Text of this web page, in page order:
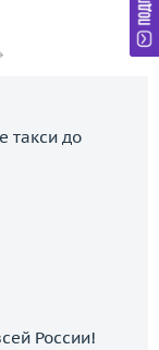
такси до
России!